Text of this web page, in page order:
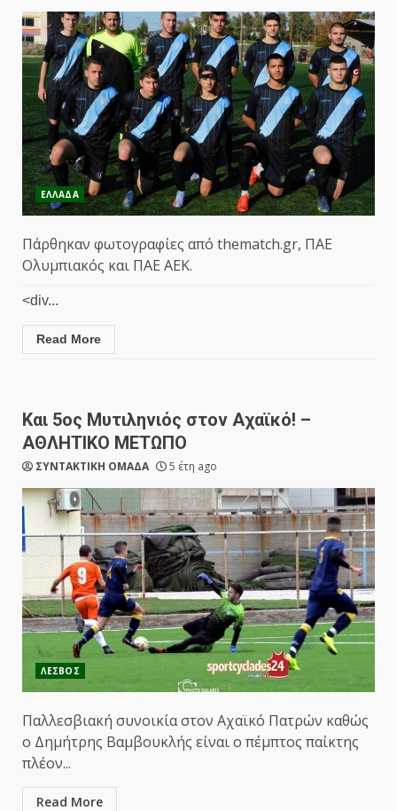
ΕΛΛΑΔΑ
Πάρθηκαν φωτογραφίες από thematch.gr, ΠΑΕ
Ολυμπιακός και ΠΑΕ ΑΕΚ.
<div...
Read More
Και 5ος Μυτιληνιός στον Αχαϊκό! –
ΑΘΛΗΤΙΚΟ ΜΕΤΩΠΟ
ΣΥΝΤΑΚΤΙΚΗ ΟΜΑΔΑ 5 έτη ago
ΛΕΣΒΟΣ
Παλλεσβιακή συνοικία στον Αχαϊκό Πατρών καθώς
ο Δημήτρης Βαμβουκλής είναι ο πέμπτος παίκτης
πλέον...
Read More